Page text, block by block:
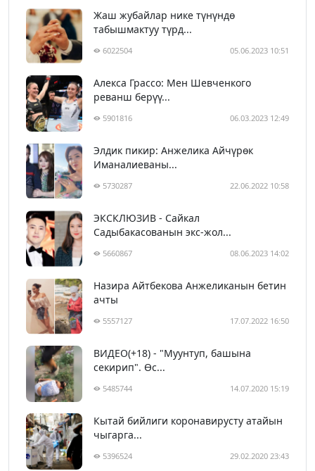
Жаш жубайлар нике түнүндө
табышмактуу түрд...
6022504 05.06.2023 10:51
Алекса Грассо: Мен Шевченкого
реванш берүү...
5901816 06.03.2023 12:49
Элдик пикир: Анжелика Айчүрөк
Иманалиеваны...
5730287 22.06.2022 10:58
ЭКСКЛЮЗИВ - Сайкал
Садыбакасованын экс-жол...
5660867 08.06.2023 14:02
Назира Айтбекова Анжеликанын бетин
ачты
5557127 17.07.2022 16:50
ВИДЕО(+18) - "Муунтуп, башына
секирип". Өс...
5485744 14.07.2020 15:19
Кытай бийлиги коронавирусту атайын
чыгарга...
5396524 29.02.2020 23:43